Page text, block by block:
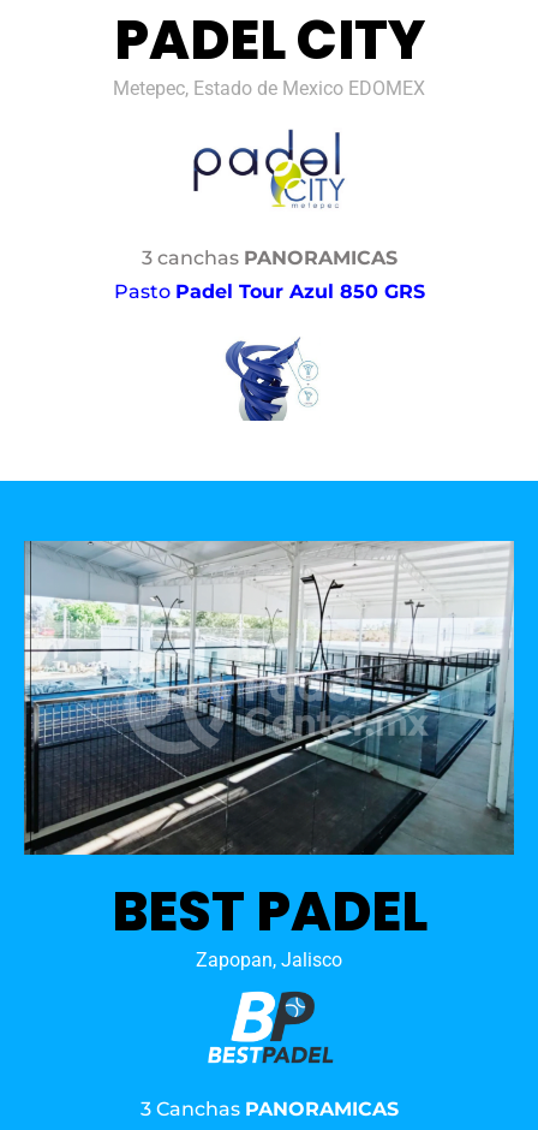
PADEL CITY
Metepec, Estado de Mexico EDOMEX
3 canchas PANORAMICAS
Pasto Padel Tour Azul 850 GRS
BEST PADEL
Zapopan, Jalisco
3 Canchas PANORAMICAS